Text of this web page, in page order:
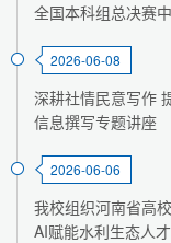
全国本科组总决赛
2026-06-08
深耕社情民意写作
信息撰写专题讲座
2026-06-06
我校组织河南省高
AI赋能水利生态人